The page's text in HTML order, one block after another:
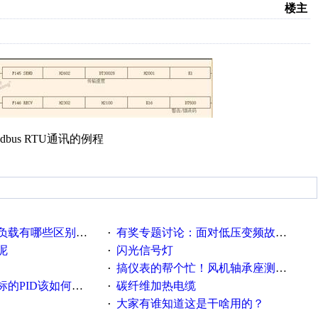
楼主
RTU通讯的例程
哪些区别？？？ · 有奖专题讨论：面对低压变频故障，老手是这样解决的！
· 闪光信号灯
· 搞仪表的帮个忙！风机轴承座测振！
该如何控制呢
· 碳纤维加热电缆
· 大家有谁知道这是干啥用的？